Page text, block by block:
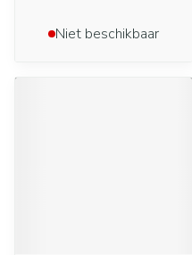
Niet beschikbaar